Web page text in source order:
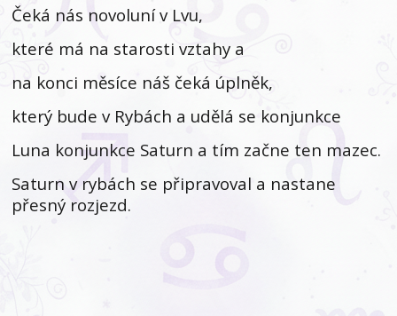
Čeká nás novoluní v Lvu,
které má na starosti vztahy a
na konci měsíce náš čeká úplněk,
který bude v Rybách a udělá se konjunkce
Luna konjunkce Saturn a tím začne ten mazec.
Saturn v rybách se připravoval a nastane
přesný rozjezd.